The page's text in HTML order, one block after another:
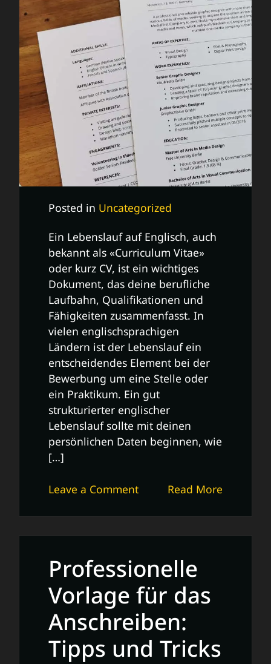
Posted in Uncategorized
Ein Lebenslauf auf Englisch, auch
bekannt als «Curriculum Vitae»
oder kurz CV, ist ein wichtiges
Dokument, das deine berufliche
Laufbahn, Qualifikationen und
Fähigkeiten zusammenfasst. In
vielen englischsprachigen
Ländern ist der Lebenslauf ein
entscheidendes Element bei der
Bewerbung um eine Stelle oder
ein Praktikum. Ein gut
strukturierter englischer
Lebenslauf sollte mit deinen
persönlichen Daten beginnen, wie
[…]
Read More
Leave a Commenton
für
einen
Lebenslauf
auf
Englisch
Professionelle
Vorlage für das
Anschreiben:
Tipps und Tricks